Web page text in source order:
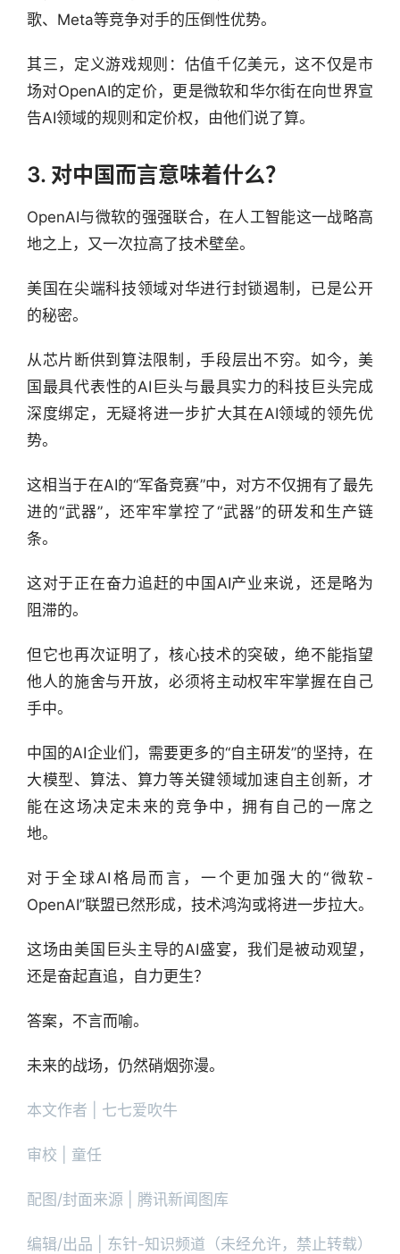
快
资
讯
条
深
产
数
据
研
选
报
告
创
之
窗
商
机
链
圈
歌、Meta等竞争对手的压倒性优势。
其三，定义游戏规则：估值千亿美元，这不仅是市
场对OpenAI的定价，更是微软和华尔街在向世界宣
告AI领域的规则和定价权，由他们说了算。
3. 对中国而言意味着什么？
OpenAI与微软的强强联合，在人工智能这一战略高
地之上，又一次拉高了技术壁垒。
美国在尖端科技领域对华进行封锁遏制，已是公开
的秘密。
从芯片断供到算法限制，手段层出不穷。如今，美
国最具代表性的AI巨头与最具实力的科技巨头完成
深度绑定，无疑将进一步扩大其在AI领域的领先优
势。
这相当于在AI的“军备竞赛”中，对方不仅拥有了最先
进的“武器”，还牢牢掌控了“武器”的研发和生产链
条。
这对于正在奋力追赶的中国AI产业来说，还是略为
阻滞的。
但它也再次证明了，核心技术的突破，绝不能指望
他人的施舍与开放，必须将主动权牢牢掌握在自己
手中。
中国的AI企业们，需要更多的“自主研发”的坚持，在
大模型、算法、算力等关键领域加速自主创新，才
能在这场决定未来的竞争中，拥有自己的一席之
地。
对于全球AI格局而言，一个更加强大的“微软-
OpenAI”联盟已然形成，技术鸿沟或将进一步拉大。
这场由美国巨头主导的AI盛宴，我们是被动观望，
还是奋起直追，自力更生？
答案，不言而喻。
未来的战场，仍然硝烟弥漫。
本文作者 | 七七爱吹牛
审校 | 童任
配图/封面来源 | 腾讯新闻图库
编辑/出品 | 东针-知识频道（未经允许，禁止转载）